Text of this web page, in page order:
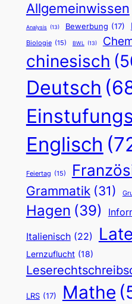
Allgemeinwissen
Analysis (13) Bewerbung (17)
Biologie (15) BWL (13)
chinesisch
Deutsch
Englisch
Feiertag (15)
Grammatik (31)
Hagen (39)
Italienisch (22)
Lernzuflucht (18)
LRS (17) Mathe